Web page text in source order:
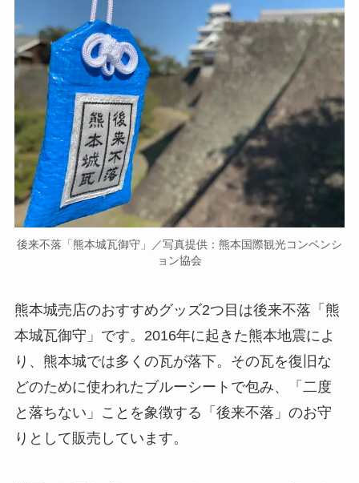
後来不落「熊本城瓦御守」／写真提供：熊本国際観光コンベンシ
ョン協会
熊本城売店のおすすめグッズ2つ目は後来不落「熊
本城瓦御守」です。2016年に起きた熊本地震によ
り、熊本城では多くの瓦が落下。その瓦を復旧な
どのために使われたブルーシートで包み、「二度
と落ちない」ことを象徴する「後来不落」のお守
りとして販売しています。